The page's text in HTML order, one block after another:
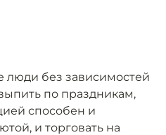
люди без зависимостей
по праздникам,
способен и
и торговать на